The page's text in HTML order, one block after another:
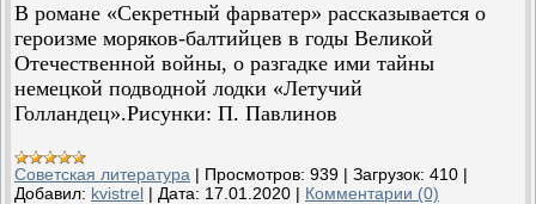
В романе «Секретный фарватер» рассказывается о
героизме моряков-балтийцев в годы Великой
Отечественной войны, о разгадке ими тайны
немецкой подводной лодки «Летучий
Голландец».Рисунки: П. Павлинов
Советская литература | Просмотров: 939 | Загрузок: 410 |
Добавил: kvistrel | Дата: 17.01.2020 | Комментарии (0)